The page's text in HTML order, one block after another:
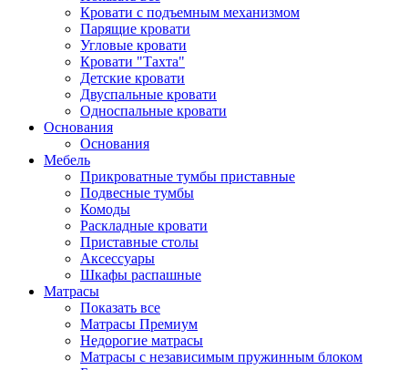
Кровати с подъемным механизмом
Парящие кровати
Угловые кровати
Кровати "Тахта"
Детские кровати
Двуспальные кровати
Односпальные кровати
Основания
Основания
Мебель
Прикроватные тумбы приставные
Подвесные тумбы
Комоды
Раскладные кровати
Приставные столы
Аксессуары
Шкафы распашные
Матрасы
Показать все
Матрасы Премиум
Недорогие матрасы
Матрасы с независимым пружинным блоком